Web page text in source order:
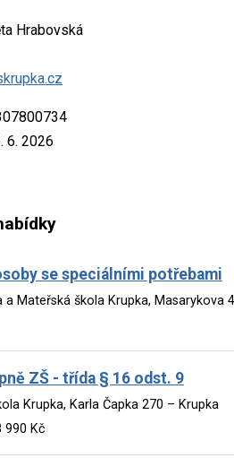
Hrabovská
6. 2026
se speciálními potřebami
a Mateřská škola Krupka, Masarykova
ZŠ - třída § 16 odst. 9
Krupka, Karla Čapka 270 – Krupka
990 Kč